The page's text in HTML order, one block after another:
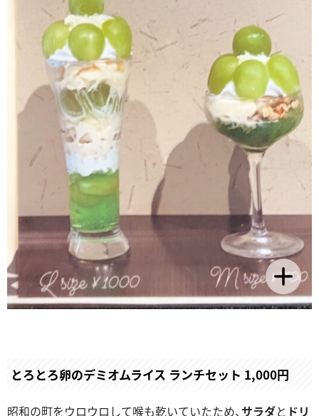
とろとろ卵のデミオムライス ランチセット 1,000円
昭和の町をウロウロして喉も乾いていたため、 サラダと ドリ